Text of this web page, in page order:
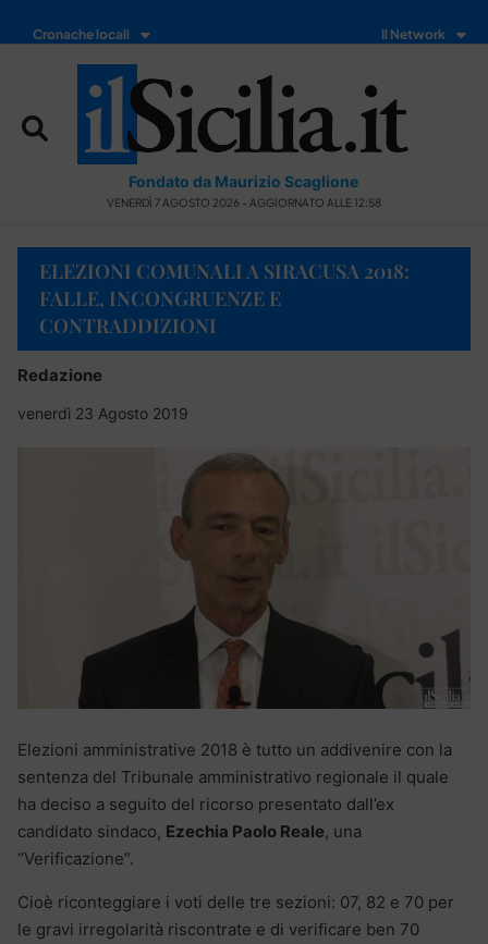
Cronache locali Il Network
Fondato da Maurizio Scaglione
VENERDÌ 7 AGOSTO 2026 - AGGIORNATO ALLE 12:58
ELEZIONI COMUNALI A SIRACUSA 2018:
FALLE, INCONGRUENZE E
CONTRADDIZIONI
Redazione
venerdì 23 Agosto 2019
Elezioni amministrative 2018 è tutto un addivenire con la
sentenza del Tribunale amministrativo regionale il quale
ha deciso a seguito del ricorso presentato dall’ex
candidato sindaco, Ezechia Paolo Reale, una
“Verificazione”.
Cioè riconteggiare i voti delle tre sezioni: 07, 82 e 70 per
le gravi irregolarità riscontrate e di verificare ben 70